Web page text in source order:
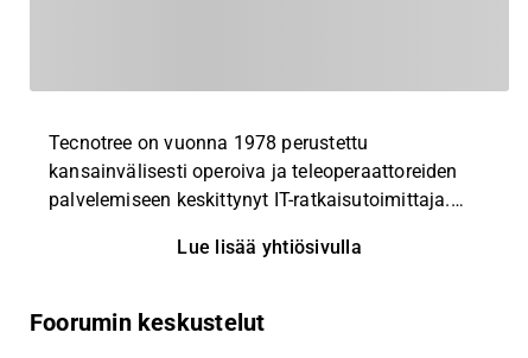
Tecnotree on vuonna 1978 perustettu
kansainvälisesti operoiva ja teleoperaattoreiden
palvelemiseen keskittynyt IT-ratkaisutoimittaja.
järjestelmiä nykyisten tuotteiden, asiakkaiden ja
prosessien digitalisoimisiin sekä asiakkaan
Lue lisää yhtiösivulla
Foorumin keskustelut